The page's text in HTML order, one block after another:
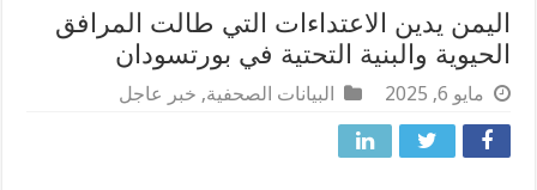
اليمن يدين الاعتداءات التي طالت المرافق
الحيوية والبنية التحتية في بورتسودان
مايو 6, 2025 البيانات الصحفية, خبر عاجل